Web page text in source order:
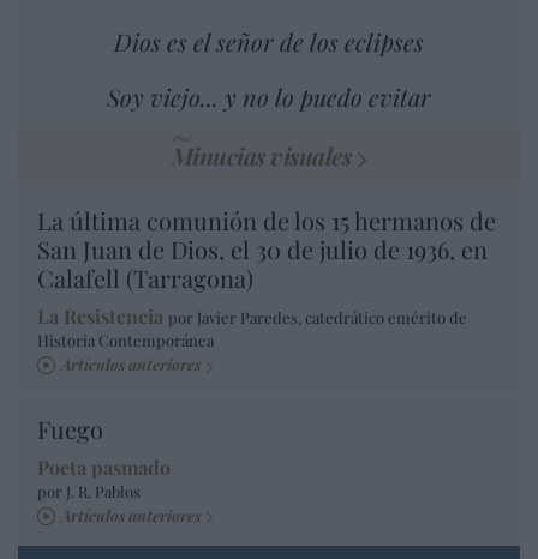
Dios es el señor de los eclipses
Soy viejo... y no lo puedo evitar
Minucias visuales
La última comunión de los 15 hermanos de
San Juan de Dios, el 30 de julio de 1936, en
Calafell (Tarragona)
La Resistencia por Javier Paredes, catedrático emérito de
Historia Contemporánea
Artículos anteriores
Fuego
Poeta pasmado
por J. R. Pablos
Artículos anteriores